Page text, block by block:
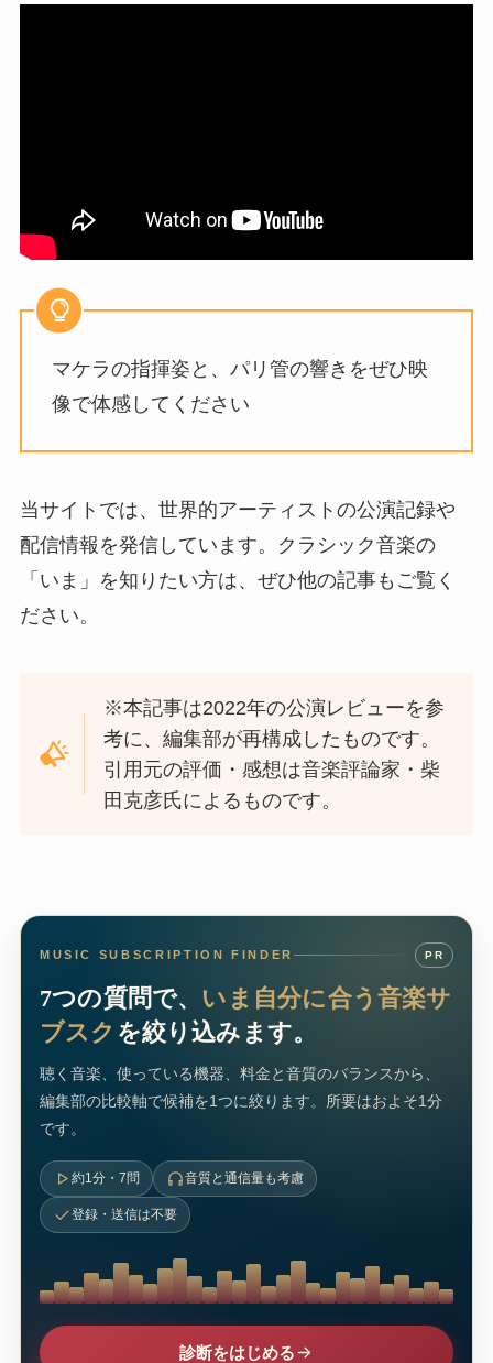
マケラの指揮姿と、パリ管の響きをぜひ映
像で体感してください
当サイトでは、世界的アーティストの公演記録や
配信情報を発信しています。クラシック音楽の
「いま」を知りたい方は、ぜひ他の記事もご覧く
ださい。
※本記事は2022年の公演レビューを参
考に、編集部が再構成したものです。
引用元の評価・感想は音楽評論家・柴
田克彦氏によるものです。
MUSIC SUBSCRIPTION FINDER PR
7つの質問で、 いま自分に合う音楽サ
ブスク を絞り込みます。
聴く音楽、使っている機器、料金と音質のバランスから、
編集部の比較軸で候補を1つに絞ります。所要はおよそ1分
です。
約1分・7問 音質と通信量も考慮
登録・送信は不要
診断をはじめる